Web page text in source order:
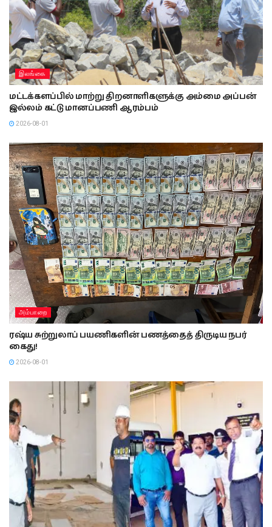
இலங்கை
மட்டக்களப்பில் மாற்று திறனாளிகளுக்கு அம்மை அப்பன்
இல்லம் கட்டு மானப்பணி ஆரம்பம்
2026-08-01
அம்பாறை
ரஷ்ய சுற்றுலாப் பயணிகளின் பணத்தைத் திருடிய நபர்
கைது!
2026-08-01